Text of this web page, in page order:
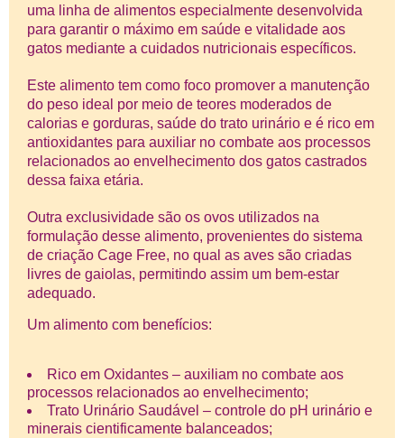
uma linha de alimentos especialmente desenvolvida
para garantir o máximo em saúde e vitalidade aos
gatos mediante a cuidados nutricionais específicos.
Este alimento tem como foco promover a manutenção
do peso ideal por meio de teores moderados de
calorias e gorduras, saúde do trato urinário e é rico em
antioxidantes para auxiliar no combate aos processos
relacionados ao envelhecimento dos gatos castrados
dessa faixa etária.
Outra exclusividade são os ovos utilizados na
formulação desse alimento, provenientes do sistema
de criação Cage Free, no qual as aves são criadas
livres de gaiolas, permitindo assim um bem-estar
adequado.
Um alimento com benefícios:
Rico em Oxidantes – auxiliam no combate aos
processos relacionados ao envelhecimento;
Trato Urinário Saudável – controle do pH urinário e
minerais cientificamente balanceados;